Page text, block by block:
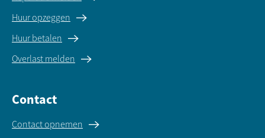
Huur opzeggen
Huur betalen
Overlast melden
Contact
Contact opnemen